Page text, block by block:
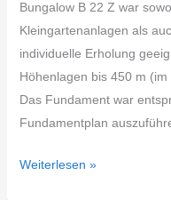
Bungalow B 22 Z war
Kleingartenanlagen als
individuelle Erholung
Höhenlagen bis 450 m
Das Fundament war
Fundamentplan
Weiterlesen »